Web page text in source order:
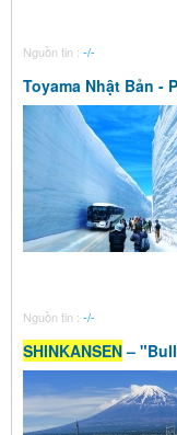
Nguồn tin : -/-
Toyama Nhật Bản -
Nguồn tin : -/-
SHINKANSEN–